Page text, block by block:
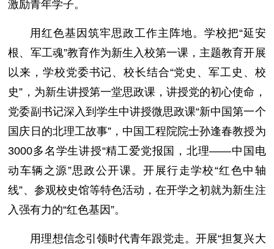
激励青年学子。
用红色基因筑牢思政工作主阵地。学校把“延安
根、军工魂”教育作为新生入校第一课，主题教育开展
以来，学校党委书记、校长结合“党史、军工史、校
史”，为新生讲授第一堂思政课，讲授党的初心使命，
党委副书记深入到学生中讲授微思政课“新中国第一个
国庆日的北理工故事”，中国工程院院士孙逢春教授为
3000多名学生讲授“精工爱党报国，北理——中国电
动车辆之源”思政公开课。开展行走学校“红色中轴
线”、参观校史馆等特色活动，在开学之初就为新生注
入强有力的“红色基因”。
用理想信念引领时代青年跟党走。开展“担复兴大